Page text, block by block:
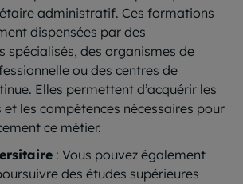
administratif. Ces formations
dispensées par des
spécialisés, des organismes de
ou des centres de
Elles permettent d’acquérir les
et les compétences nécessaires pour
ce métier.
: Vous pouvez également
des études supérieures